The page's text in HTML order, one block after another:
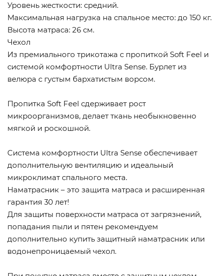
Уровень жесткости: средний.
Максимальная нагрузка на спальное место: до 150 кг.
Высота матраса: 26 см.
Чехол
Из премиального трикотажа с пропиткой Soft Feel и
системой комфортности Ultra Sense. Бурлет из
велюра с густым бархатистым ворсом.
Пропитка Soft Feel сдерживает рост
микроорганизмов, делает ткань необыкновенно
мягкой и роскошной.
Cистема комфортности Ultra Sense обеспечивает
дополнительную вентиляцию и идеальный
микроклимат спального места.
Наматрасник – это защита матраса и расширенная
гарантия 30 лет!
Для защиты поверхности матраса от загрязнений,
попадания пыли и пятен рекомендуем
дополнительно купить защитный наматрасник или
водонепроницаемый чехол.